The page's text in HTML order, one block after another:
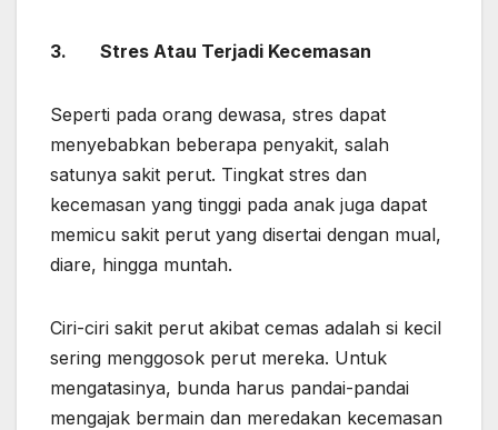
3. Stres Atau Terjadi Kecemasan
Seperti pada orang dewasa, stres dapat
menyebabkan beberapa penyakit, salah
satunya sakit perut. Tingkat stres dan
kecemasan yang tinggi pada anak juga dapat
memicu sakit perut yang disertai dengan mual,
diare, hingga muntah.
Ciri-ciri sakit perut akibat cemas adalah si kecil
sering menggosok perut mereka. Untuk
mengatasinya, bunda harus pandai-pandai
mengajak bermain dan meredakan kecemasan